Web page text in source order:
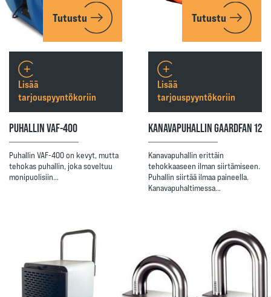
Tutustu
PUHALLIN VAF-400
Puhallin VAF-400 on kevyt, mutta
tehokas puhallin, joka soveltuu
monipuolisiin…
Lisää
tarjouspyyntökoriin
Tutustu
KANAVAPUHALLIN GAARDFAN 12
Kanavapuhallin erittäin
tehokkaaseen ilman siirtämiseen.
Puhallin siirtää ilmaa paineella.
Kanavapuhaltimessa…
Lisää
tarjouspyyntökoriin